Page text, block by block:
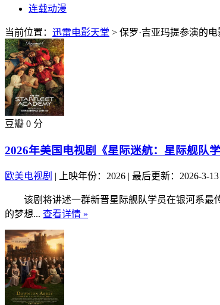
连载动漫
当前位置： 迅雷电影天堂 > 保罗·吉亚玛提参演的电
豆瓣 0 分
2026年美国电视剧《星际迷航：星际舰队
欧美电视剧 | 上映年份：2026 | 最后更新：2026-3-13
该剧将讲述一群新晋星际舰队学员在银河系最
的梦想... 查看详情 »